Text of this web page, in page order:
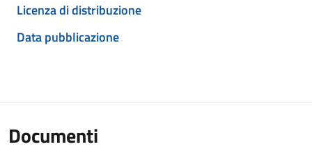
Licenza di distribuzione
Data pubblicazione
Documenti